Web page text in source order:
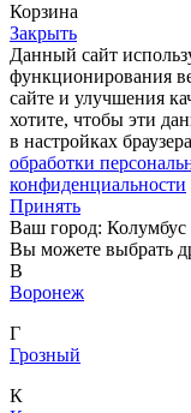
Корзина
Закрыть
Данный сайт
функционирования
сайте и улучшения
хотите, чтобы эти
в настройках
обработки
конфиденциальности
Принять
Ваш город: Колумбус
Вы можете выбрать
В
Воронеж
Г
Грозный
К